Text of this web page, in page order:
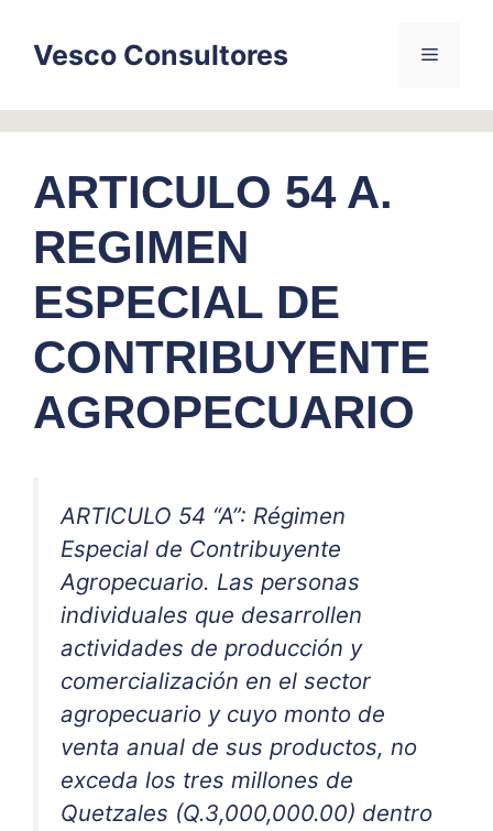
contentVesco Consultores Menu
ARTICULO 54 A.
REGIMEN
ESPECIAL DE
CONTRIBUYENTE
AGROPECUARIO
ARTICULO 54 “A”: Régimen
Especial de Contribuyente
Agropecuario. Las personas
individuales que desarrollen
actividades de producción y
comercialización en el sector
agropecuario y cuyo monto de
venta anual de sus productos, no
exceda los tres millones de
Quetzales (Q.3,000,000.00) dentro